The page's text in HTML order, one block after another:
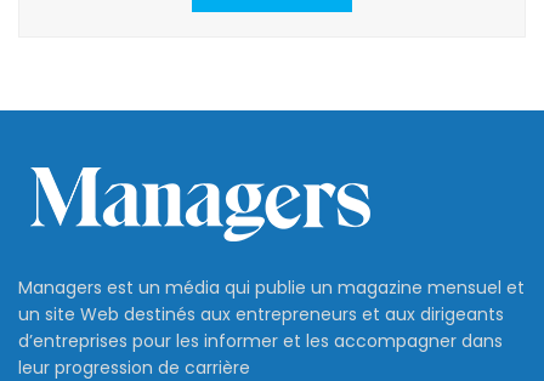
Managers est un média qui publie un magazine mensuel et
un site Web destinés aux entrepreneurs et aux dirigeants
d’entreprises pour les informer et les accompagner dans
leur progression de carrière